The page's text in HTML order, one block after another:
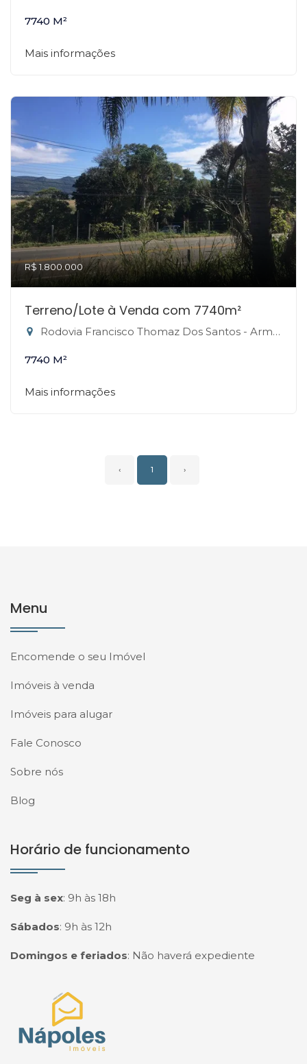
7740 M²
Mais informações
R$ 1.800.000
Terreno/Lote à Venda com 7740m²
Rodovia Francisco Thomaz Dos Santos - Armação do Pântano do Sul, Florianópolis-SC
7740 M²
Mais informações
‹ 1 ›
Menu
Encomende o seu Imóvel
Imóveis à venda
Imóveis para alugar
Fale Conosco
Sobre nós
Blog
Horário de funcionamento
Seg à sex: 9h às 18h
Sábados: 9h às 12h
Domingos e feriados: Não haverá expediente
Página inicial